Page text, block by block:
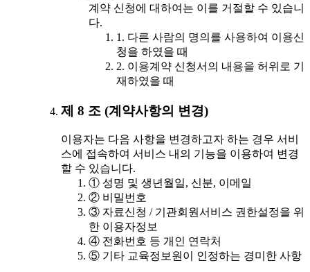
계약 신청에 대하여는 이를 거절할 수 있습니
다.
1. 다른 사람의 명의를 사용하여 이용신
청을 하였을 때
2. 이용계약 신청서의 내용을 허위로 기
재하였을 때
제 8 조 (계약사항의 변경)
이용자는 다음 사항을 변경하고자 하는 경우 서비
스에 접속하여 서비스 내의 기능을 이용하여 변경
할 수 있습니다.
① 성명 및 생년월일, 신분, 이메일
② 비밀번호
③ 자료신청 / 기관회원서비스 권한설정을 위
한 이용자정보
④ 전화번호 등 개인 연락처
⑤ 기타 교육정보원이 인정하는 경미한 사항